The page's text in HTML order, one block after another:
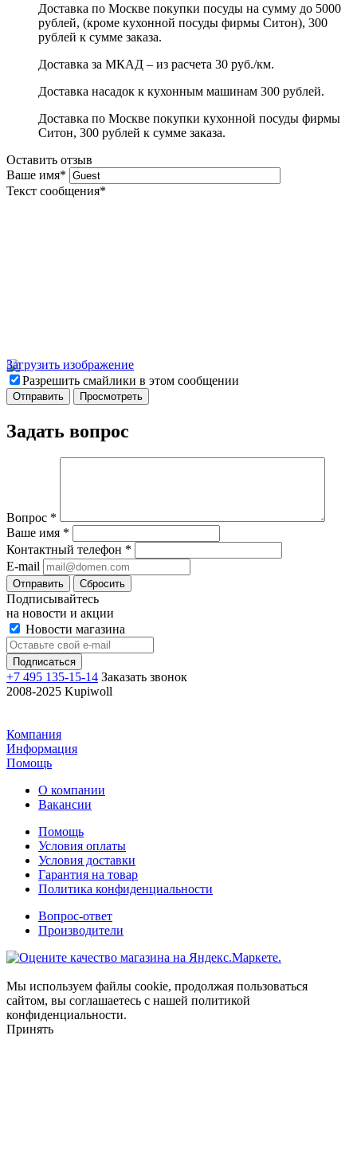
Доставка по Москве покупки посуды на сумму до 5000
рублей, (кроме кухонной посуды фирмы Ситон), 300
рублей к сумме заказа.
Доставка за МКАД – из расчета 30 руб./км.
Доставка насадок к кухонным машинам 300 рублей.
Доставка по Москве покупки кухонной посуды фирмы
Ситон, 300 рублей к сумме заказа.
Оставить отзыв
Ваше имя*
Текст сообщения*
Загрузить изображение
Разрешить смайлики в этом сообщении
Задать вопрос
Вопрос *
Ваше имя *
Контактный телефон *
E-mail
Отправить Сбросить
Подписывайтесь
на новости и акции
Новости магазина
+7 495 135-15-14 Заказать звонок
2008-2025 Kupiwoll
Компания
Информация
Помощь
О компании
Вакансии
Помощь
Условия оплаты
Условия доставки
Гарантия на товар
Политика конфиденциальности
Вопрос-ответ
Производители
Мы используем файлы cookie, продолжая пользоваться
сайтом, вы соглашаетесь с нашей политикой
конфиденциальности.
Принять